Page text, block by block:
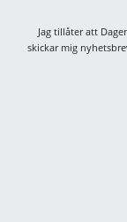
Jag tillåter att
skickar mig